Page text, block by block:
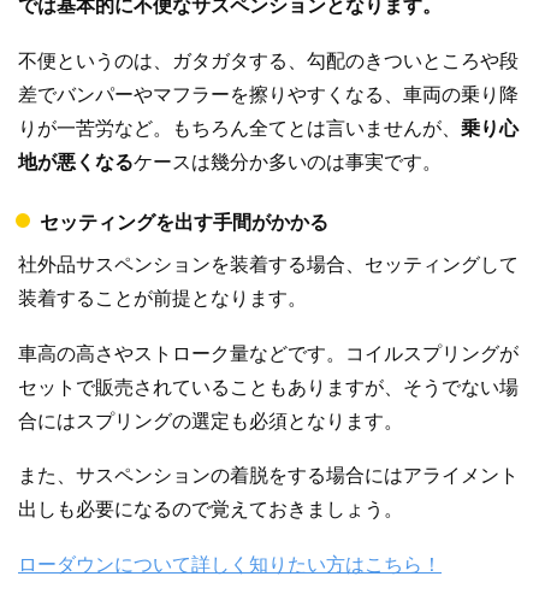
では基本的に不便なサスペンションとなります。
不便というのは、ガタガタする、勾配のきついところや段
差でバンパーやマフラーを擦りやすくなる、車両の乗り降
りが一苦労など。もちろん全てとは言いませんが、 乗り心
地が悪くなるケースは幾分か多いのは事実です。
セッティングを出す手間がかかる
社外品サスペンションを装着する場合、セッティングして
装着することが前提となります。
車高の高さやストローク量などです。コイルスプリングが
セットで販売されていることもありますが、そうでない場
合にはスプリングの選定も必須となります。
また、サスペンションの着脱をする場合にはアライメント
出しも必要になるので覚えておきましょう。
ローダウンについて詳しく知りたい方はこちら！